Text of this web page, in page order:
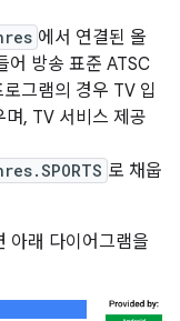
에서 연결된 올
어 방송 표준 ATSC
그램의 경우 TV 입
, TV 서비스 제공
로 채웁
아래 다이어그램을